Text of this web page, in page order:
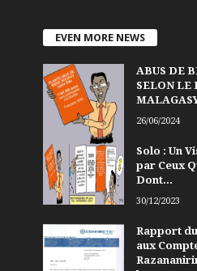
EVEN MORE NEWS
ABUS DE
SELON LE
26/06/2024
Solo : Un
par Ceux
Dont...
30/12/2023
Rapport
aux